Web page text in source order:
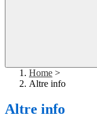
Home >
Altre info
Altre info